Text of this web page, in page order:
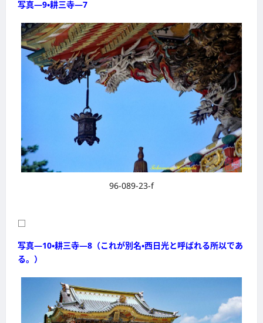
写真―9・耕三寺―7
96-089-23-f
□
写真―10・耕三寺―8（これが別名・西日光と呼ばれる所以であ
る。）